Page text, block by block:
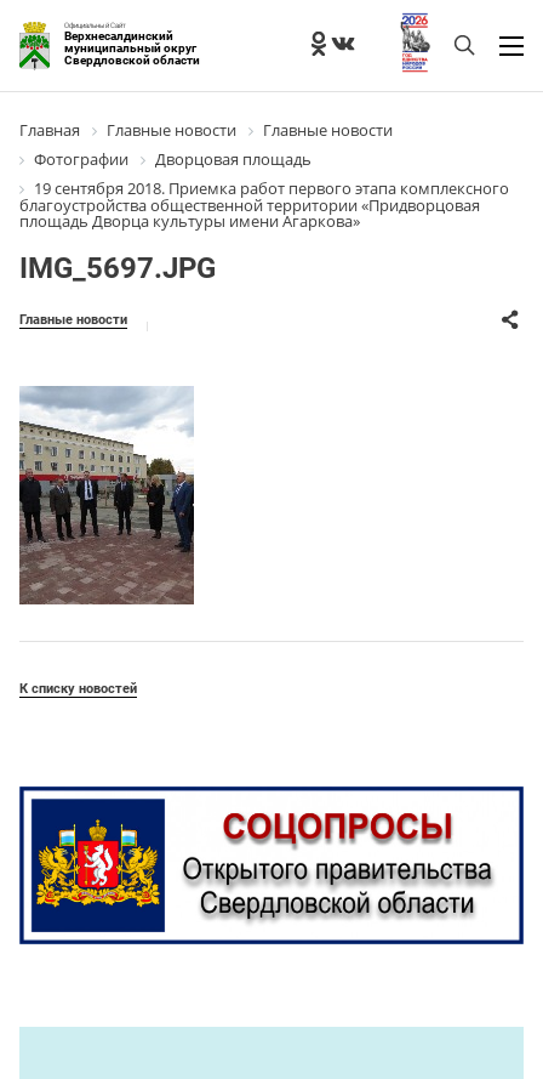
Официальный Сайт
Верхнесалдинский
муниципальный округ
Свердловской области
Главная Главные новости
Главные новости
Фотографии
Дворцовая площадь
19 сентября 2018. Приемка работ первого этапа комплексного
благоустройства общественной территории «Придворцовая
площадь Дворца культуры имени Агаркова»
IMG_5697.JPG
Главные новости
К списку новостей